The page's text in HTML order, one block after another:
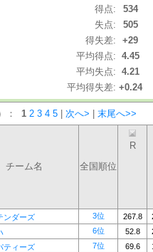
得点:
534
失点:
505
得失差:
+29
平均得点: 4.45
平均失点: 4.21
平均得失差: +0.24
： 1 2 3 4 5 次へ> 末尾へ>>
チーム名 全国順位
R
ンダーズ 3位 267.8
6位 52.8
ティーズ 7位 69.6